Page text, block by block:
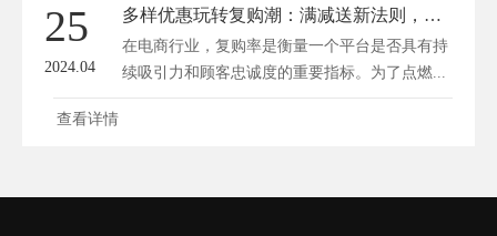
25
2024.04
多样优惠玩转复购潮：满减送新法则，点燃顾客增购激情！
在电商行业，复购率是衡量一个平台是否具有持
续吸引力和顾客忠诚度的重要指标。为了点燃...
查看详情